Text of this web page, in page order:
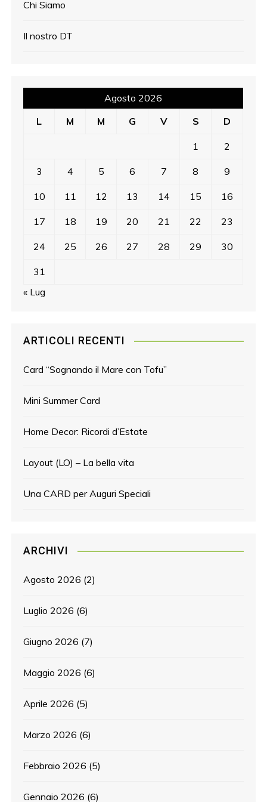
Chi Siamo
Il nostro DT
Agosto 2026
L
M M G V S D
1 2
3 4 5 6 7 8 9
10 11 12 13 14 15 16
17 18 19 20 21 22 23
24 25 26 27 28 29 30
31
« Lug
ARTICOLI RECENTI
Card “Sognando il Mare con Tofu”
Mini Summer Card
Home Decor: Ricordi d’Estate
Layout (LO) – La bella vita
Una CARD per Auguri Speciali
ARCHIVI
Agosto 2026 (2)
Luglio 2026 (6)
Giugno 2026 (7)
Maggio 2026 (6)
Aprile 2026 (5)
Marzo 2026 (6)
Febbraio 2026 (5)
Gennaio 2026 (6)